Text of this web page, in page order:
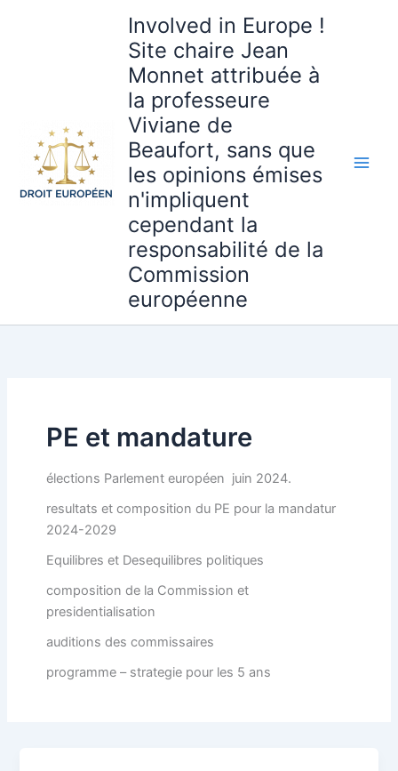
Involved in Europe !
Site chaire Jean
Monnet attribuée à
la professeure
Viviane de
Beaufort, sans que
les opinions émises
n'impliquent
cependant la
responsabilité de la
Commission
européenne
PE et mandature
élections Parlement européen juin 2024.
resultats et composition du PE pour la mandatur
2024-2029
Equilibres et Desequilibres politiques
composition de la Commission et
presidentialisation
auditions des commissaires
programme – strategie pour les 5 ans